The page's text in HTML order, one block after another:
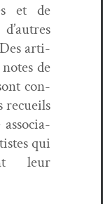
et de
Des arti­
de
con­
recueils
qui
leur